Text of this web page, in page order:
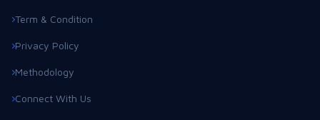
Term & Condition
Privacy Policy
Methodology
Connect With Us